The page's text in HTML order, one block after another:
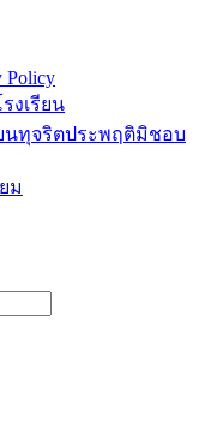
Policy
งเรียน
นทุจริตประพฤติมิชอบ
ม